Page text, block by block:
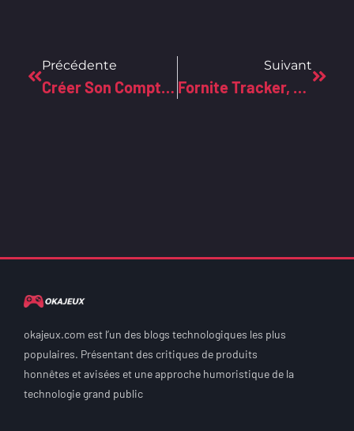
Précédente
Créer Son Compte Toutatice Facilement
Suivant
Fornite Tracker, Le Logiciel Indispensable Pour Améliorer Votre Score Fortnite
okajeux.com est l’un des blogs technologiques les plus
populaires. Présentant des critiques de produits
honnêtes et avisées et une approche humoristique de la
technologie grand public